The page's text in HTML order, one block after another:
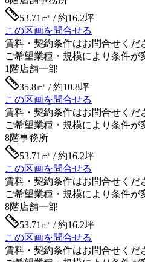
53.71㎡ / 約16.2坪
この区画を問合せる
賃料・契約条件はお問合せくだ
ご希望業種・規模により条件が
1階店舗一部
35.8㎡ / 約10.8坪
この区画を問合せる
賃料・契約条件はお問合せくだ
ご希望業種・規模により条件が
8階事務所
53.71㎡ / 約16.2坪
この区画を問合せる
賃料・契約条件はお問合せくだ
ご希望業種・規模により条件が
8階店舗一部
53.71㎡ / 約16.2坪
この区画を問合せる
賃料・契約条件はお問合せくだ